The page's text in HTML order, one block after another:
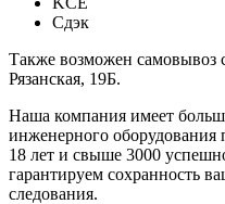
Сдэк
Также возможен самовывоз
Рязанская, 19Б.
Наша компания имеет
инженерного
18 лет и свыше 3000
гарантируем сохранность
следования.